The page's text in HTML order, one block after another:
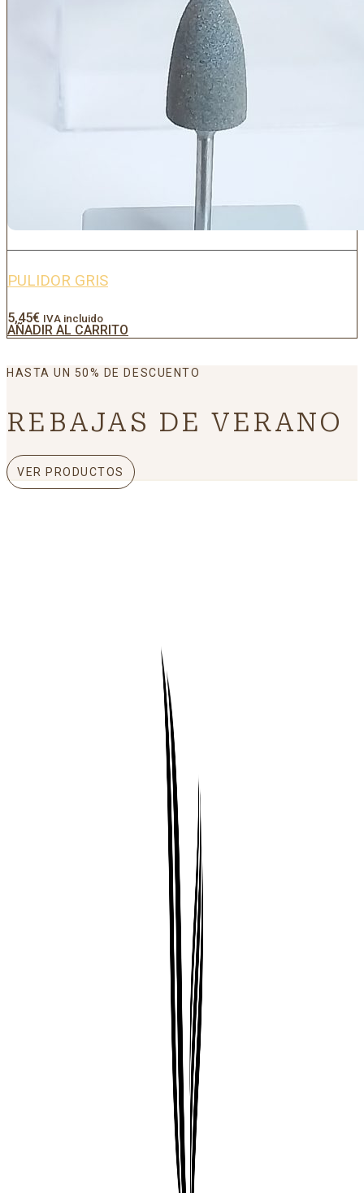
PULIDOR GRIS
5,45€ IVA incluido
AÑADIR AL CARRITO
HASTA UN 50% DE DESCUENTO
REBAJAS DE VERANO
VER PRODUCTOS